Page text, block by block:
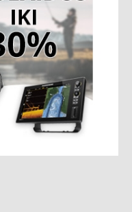
13,90% , sutarties sudarymo